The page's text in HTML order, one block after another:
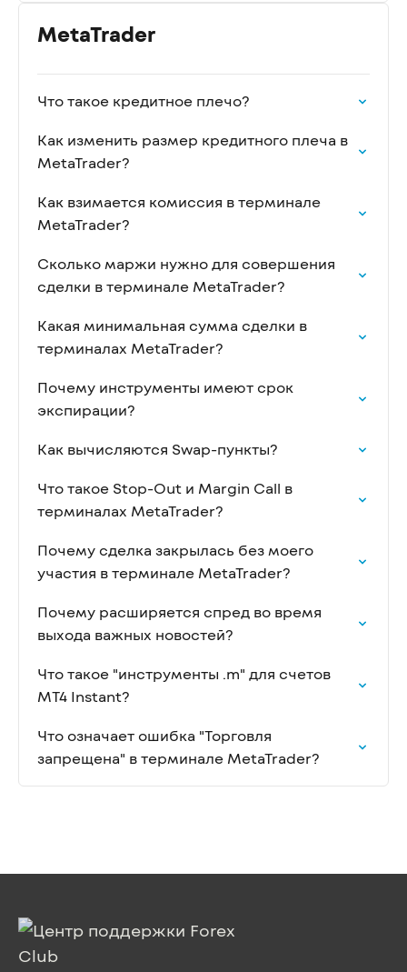
MetaTrader
Что такое кредитное плечо?
Как изменить размер кредитного плеча в
MetaTrader?
Как взимается комиссия в терминале
MetaTrader?
Сколько маржи нужно для совершения
сделки в терминале MetaTrader?
Какая минимальная сумма сделки в
терминалах MetaTrader?
Почему инструменты имеют срок
экспирации?
Как вычисляются Swap-пункты?
Что такое Stop-Out и Margin Call в
терминалах MetaTrader?
Почему сделка закрылась без моего
участия в терминале MetaTrader?
Почему расширяется спред во время
выхода важных новостей?
Что такое "инструменты .m" для счетов
MT4 Instant?
Что означает ошибка "Торговля
запрещена" в терминале MetaTrader?